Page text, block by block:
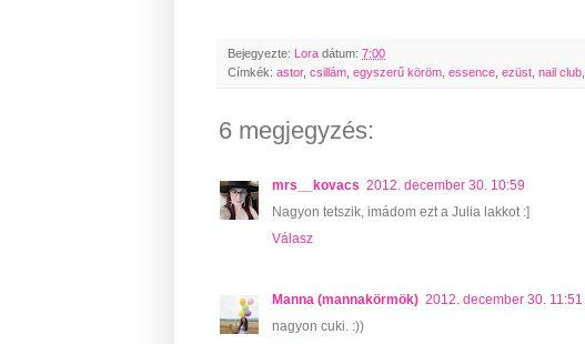
Bejegyezte: Lora dátum: 7:00
Címkék: astor, csillám, egyszerű köröm, essence, ezüst, nail club,
6 megjegyzés:
mrs__kovacs 2012. december 30. 10:59
Nagyon tetszik, imádom ezt a Julia lakkot :]
Válasz
Manna (mannakörmök) 2012. december 30. 11:51
nagyon cuki. :))